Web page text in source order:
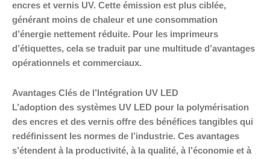
encres et vernis UV. Cette émission est plus ciblée,
générant moins de chaleur et une consommation
d’énergie nettement réduite. Pour les imprimeurs
d’étiquettes, cela se traduit par une multitude d’avantages
opérationnels et commerciaux.
Avantages Clés de l’Intégration UV LED
L’adoption des systèmes UV LED pour la polymérisation
des encres et des vernis offre des bénéfices tangibles qui
redéfinissent les normes de l’industrie. Ces avantages
s’étendent à la productivité, à la qualité, à l’économie et à